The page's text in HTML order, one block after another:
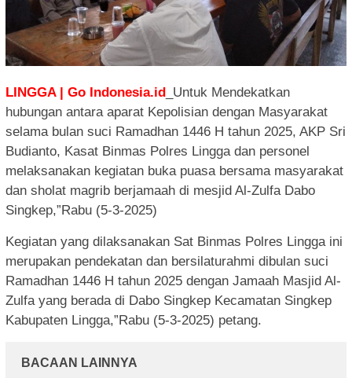
LINGGA | Go Indonesia.id _Untuk Mendekatkan
hubungan antara aparat Kepolisian dengan Masyarakat
selama bulan suci Ramadhan 1446 H tahun 2025, AKP Sri
Budianto, Kasat Binmas Polres Lingga dan personel
melaksanakan kegiatan buka puasa bersama masyarakat
dan sholat magrib berjamaah di mesjid Al-Zulfa Dabo
Singkep,”Rabu (5-3-2025)
Kegiatan yang dilaksanakan Sat Binmas Polres Lingga ini
merupakan pendekatan dan bersilaturahmi dibulan suci
Ramadhan 1446 H tahun 2025 dengan Jamaah Masjid Al-
Zulfa yang berada di Dabo Singkep Kecamatan Singkep
Kabupaten Lingga,”Rabu (5-3-2025) petang.
BACAAN LAINNYA